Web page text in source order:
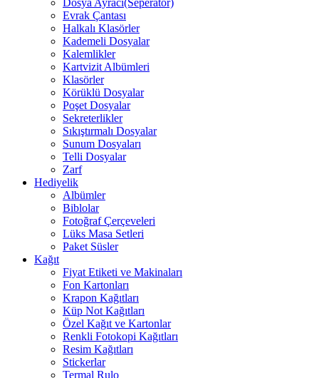
Dosya Ayracı(Seperatör)
Evrak Çantası
Halkalı Klasörler
Kademeli Dosyalar
Kalemlikler
Kartvizit Albümleri
Klasörler
Körüklü Dosyalar
Poşet Dosyalar
Sekreterlikler
Sıkıştırmalı Dosyalar
Sunum Dosyaları
Telli Dosyalar
Zarf
Hediyelik
Albümler
Biblolar
Fotoğraf Çerçeveleri
Lüks Masa Setleri
Paket Süsler
Kağıt
Fiyat Etiketi ve Makinaları
Fon Kartonları
Krapon Kağıtları
Küp Not Kağıtları
Özel Kağıt ve Kartonlar
Renkli Fotokopi Kağıtları
Resim Kağıtları
Stickerlar
Termal Rulo